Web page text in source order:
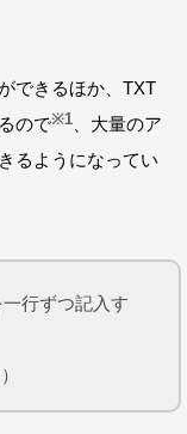
できるほか、TXT
ので※1 、大量のア
るようになってい
行ずつ記入す